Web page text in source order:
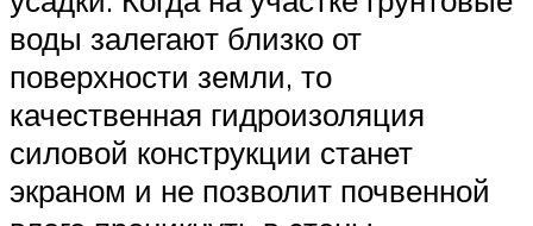
воды залегают близко от
поверхности земли, то
качественная гидроизоляция
силовой конструкции станет
экраном и не позволит почвенной